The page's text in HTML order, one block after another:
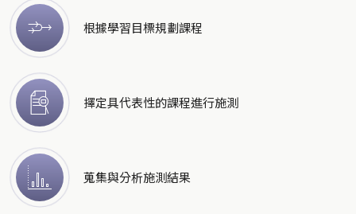
根據學習目標規劃課程
擇定具代表性的課程進行施測
蒐集與分析施測結果